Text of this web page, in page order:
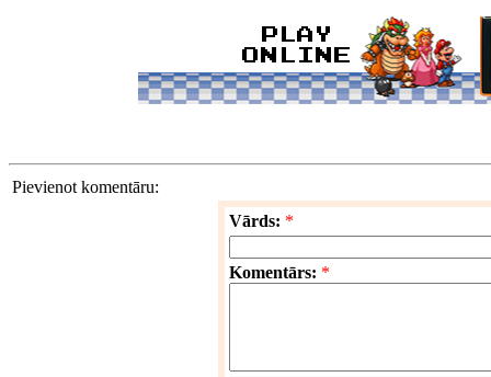
Pievienot komentāru:
Vārds: *
Komentārs: *